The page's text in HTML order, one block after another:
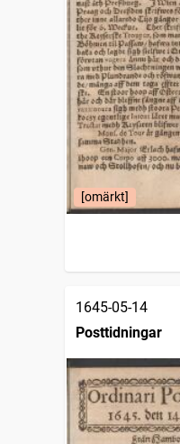
[omärkt]
1645-05-14
Posttidningar